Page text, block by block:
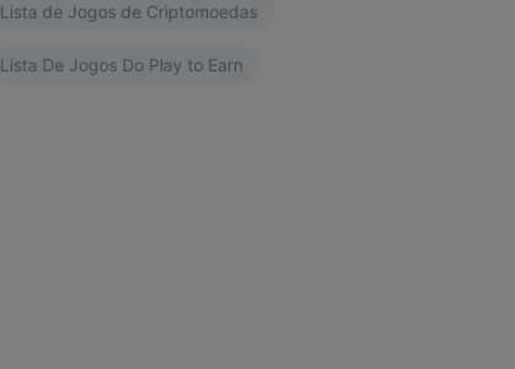
Lista de Jogos de Criptomoedas
Lista De Jogos Do Play to Earn